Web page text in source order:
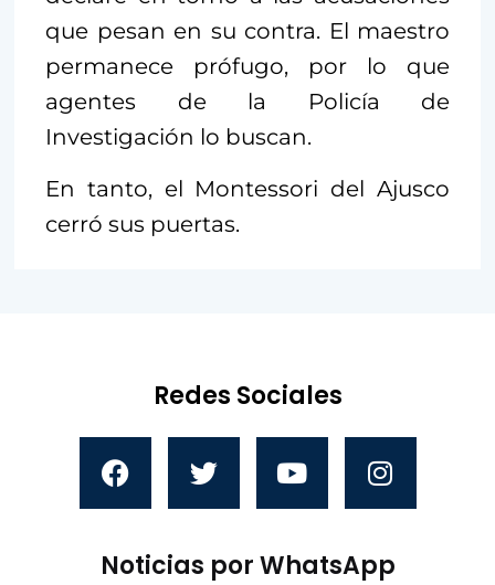
que pesan en su contra. El maestro
permanece prófugo, por lo que
agentes de la Policía de
Investigación lo buscan.
En tanto, el Montessori del Ajusco
cerró sus puertas.
Redes Sociales
Noticias por WhatsApp